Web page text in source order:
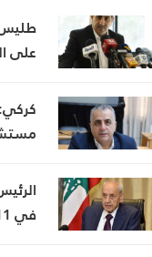
على
في 11 و12 الحالي